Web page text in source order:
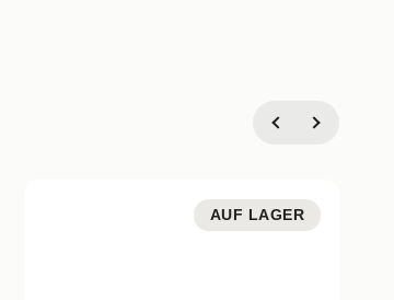
AUF LAGER